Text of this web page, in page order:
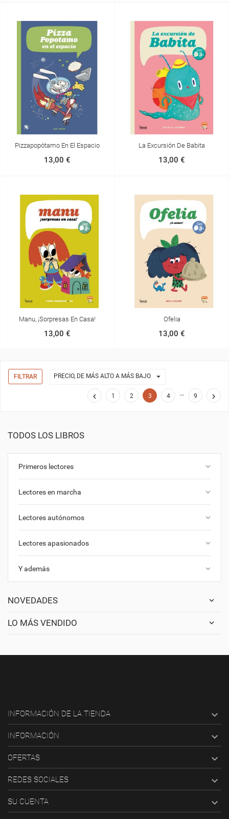
TODOS LOS LIBROS
Primeros lectores keyboard_arrow_down
Lectores en marcha keyboard_arrow_down
Lectores autónomos keyboard_arrow_down
Lectores apasionados keyboard_arrow_down
Y además keyboard_arrow_down
NOVEDADES
LO MÁS VENDIDO
Pizzapopótamo En El Espacio
13,00 €
La Excursión De Babita
13,00 €
Manu, ¡sorpresas En Casa!
13,00 €
Ofelia
13,00 €
FILTRAR PRECIO, DE MÁS ALTO A MÁS BAJO 
 1 2 3 4 … 9 
INFORMACIÓN DE LA TIENDA 
INFORMACIÓN 
OFERTAS 
REDES SOCIALES 
SU CUENTA 